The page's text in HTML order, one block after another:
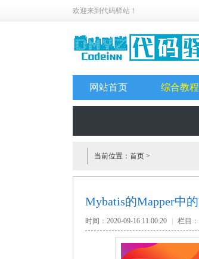
欢迎来到代码驿站！
网站首页 综合教程
当前位置： 首页 >
Mybatis的Mapper中
时间：2020-09-16 11:00:20 栏目：